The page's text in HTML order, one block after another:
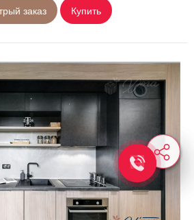
заказ
Купить